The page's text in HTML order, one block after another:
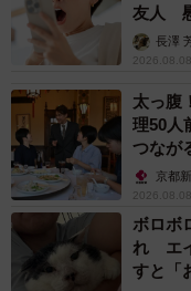
友人
解説】
長澤
2026.08.08
太っ腹
理50人
つなが
京都
2026.08.08
ボロボ
れ エ
すと「